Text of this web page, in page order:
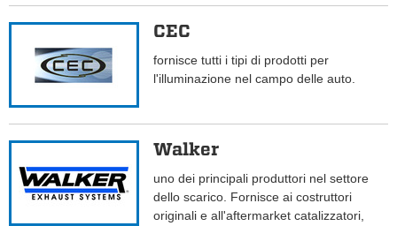
CEC
fornisce tutti i tipi di prodotti per
l'illuminazione nel campo delle auto.
Walker
uno dei principali produttori nel settore
dello scarico. Fornisce ai costruttori
originali e all'aftermarket catalizzatori,